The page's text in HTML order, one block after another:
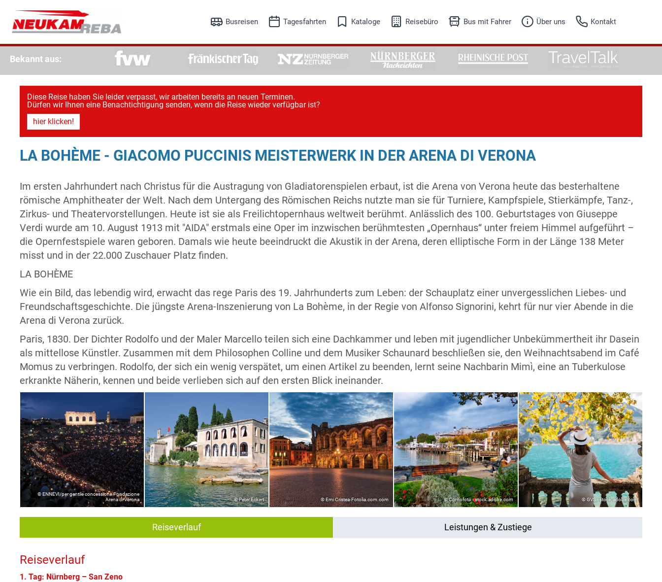
Busreisen
Reisekalender
Tagesfahrten
Reisekalender
Ausflugsfahrten
Events-Kultur
Musicalreisen
Schifffahrt
Kataloge Reisebüro Bus mit Fahrer
Fuhrpark
Über uns
Firmenhistorie
Kontakt
Bekannt aus:
Diese Reise haben Sie leider verpasst, wir arbeiten bereits an neuen Terminen.
Dürfen wir Ihnen eine Benachtichtigung senden, wenn die Reise wieder verfügbar ist?
hier klicken!
LA BOHÈME - GIACOMO PUCCINIS MEISTERWERK IN DER ARENA DI VERONA
Im ersten Jahrhundert nach Christus für die Austragung von Gladiatorenspielen erbaut, ist die Arena von Verona heute das besterhaltene
römische Amphitheater der Welt. Nach dem Untergang des Römischen Reichs nutzte man sie für Turniere, Kampfspiele, Stierkämpfe, Tanz-,
Zirkus- und Theatervorstellungen. Heute ist sie als Freilichtopernhaus weltweit berühmt. Anlässlich des 100. Geburtstages von Giuseppe
Verdi wurde am 10. August 1913 mit "AIDA" erstmals eine Oper im inzwischen berühmtesten „Opernhaus“ unter freiem Himmel aufgeführt –
die Opernfestspiele waren geboren. Damals wie heute beeindruckt die Akustik in der Arena, deren elliptische Form in der Länge 138 Meter
misst und in der 22.000 Zuschauer Platz finden.
LA BOHÈME
Wie ein Bild, das lebendig wird, erwacht das rege Paris des 19. Jahrhunderts zum Leben: der Schauplatz einer unvergesslichen Liebes- und
Freundschaftsgeschichte. Die jüngste Arena-Inszenierung von La Bohème, in der Regie von Alfonso Signorini, kehrt für nur vier Abende in die
Arena di Verona zurück.
Paris, 1830. Der Dichter Rodolfo und der Maler Marcello teilen sich eine Dachkammer und leben mit jugendlicher Unbekümmertheit ihr Dasein
als mittellose Künstler. Zusammen mit dem Philosophen Colline und dem Musiker Schaunard beschließen sie, den Weihnachtsabend im Café
Momus zu verbringen. Rodolfo, der sich ein wenig verspätet, um einen Artikel zu beenden, lernt seine Nachbarin Mimì, eine an Tuberkulose
erkrankte Näherin, kennen und beide verlieben sich auf den ersten Blick ineinander.
© ENNEVI/per gentile concessione Fondazione
Arena di Verona
© Peter Eckert © Emi Cristea-Fotolia.com.com © Comofoto - stock.adobe.com © GVS - stock.adobe.com
Reiseverlauf Leistungen & Zustiege
Reiseverlauf
1. Tag: Nürnberg – San Zeno